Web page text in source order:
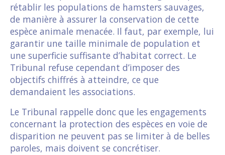
rétablir les populations de hamsters sauvages,
de manière à assurer la conservation de cette
espèce animale menacée. Il faut, par exemple, lui
garantir une taille minimale de population et
une superficie suffisante d’habitat correct. Le
Tribunal refuse cependant d’imposer des
objectifs chiffrés à atteindre, ce que
demandaient les associations.
Le Tribunal rappelle donc que les engagements
concernant la protection des espèces en voie de
disparition ne peuvent pas se limiter à de belles
paroles, mais doivent se concrétiser.